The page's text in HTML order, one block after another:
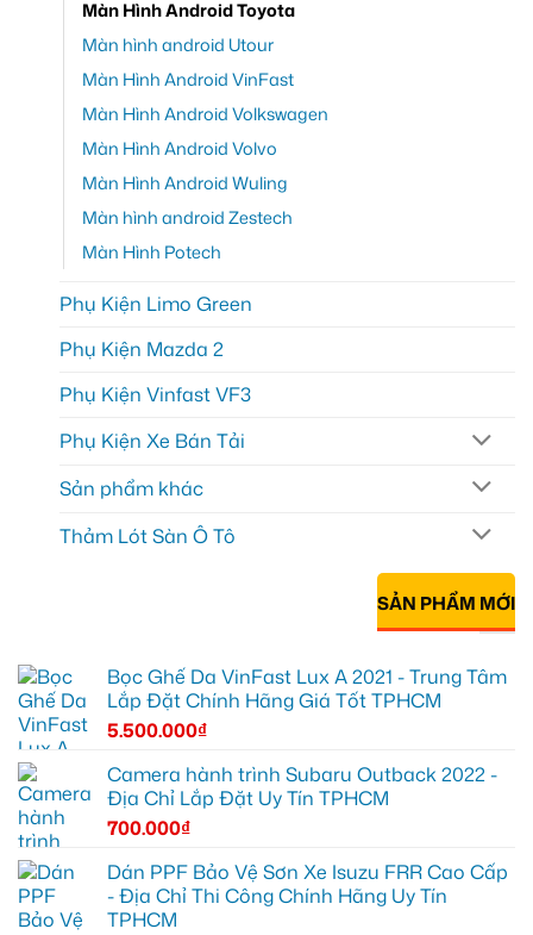
Màn Hình Android Toyota
Màn hình android Utour
Màn Hình Android VinFast
Màn Hình Android Volkswagen
Màn Hình Android Volvo
Màn Hình Android Wuling
Màn hình android Zestech
Màn Hình Potech
Phụ Kiện Limo Green
Phụ Kiện Mazda 2
Phụ Kiện Vinfast VF3
Phụ Kiện Xe Bán Tải
Sản phẩm khác
Thảm Lót Sàn Ô Tô
SẢN PHẨM MỚI
Bọc Ghế Da VinFast Lux A 2021 - Trung Tâm
Lắp Đặt Chính Hãng Giá Tốt TPHCM
5.500.000₫
Camera hành trình Subaru Outback 2022 -
Địa Chỉ Lắp Đặt Uy Tín TPHCM
700.000₫
Dán PPF Bảo Vệ Sơn Xe Isuzu FRR Cao Cấp
- Địa Chỉ Thi Công Chính Hãng Uy Tín
TPHCM